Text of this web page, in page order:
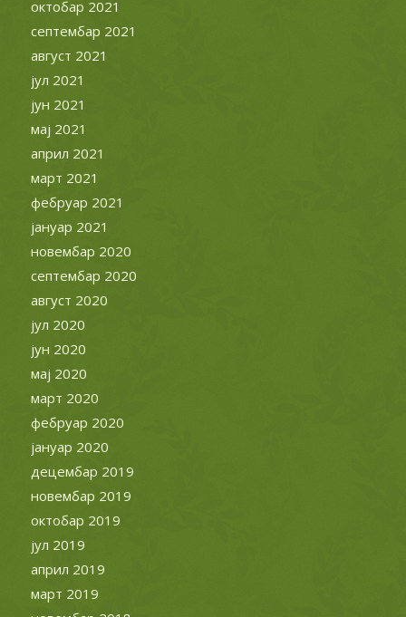
октобар 2021
септембар 2021
август 2021
јул 2021
јун 2021
мај 2021
април 2021
март 2021
фебруар 2021
јануар 2021
новембар 2020
септембар 2020
август 2020
јул 2020
јун 2020
мај 2020
март 2020
фебруар 2020
јануар 2020
децембар 2019
новембар 2019
октобар 2019
јул 2019
април 2019
март 2019